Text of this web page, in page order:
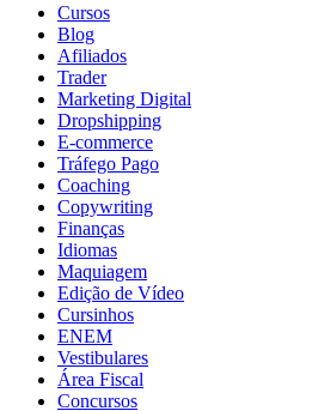
Cursos
Blog
Afiliados
Trader
Marketing Digital
Dropshipping
E-commerce
Tráfego Pago
Coaching
Copywriting
Finanças
Idiomas
Maquiagem
Edição de Vídeo
Cursinhos
ENEM
Vestibulares
Área Fiscal
Concursos